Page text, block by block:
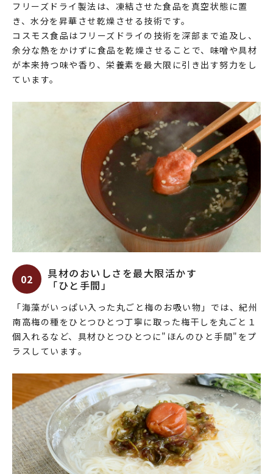
フリーズドライ製法は、凍結させた食品を真空状態に置
き、水分を昇華させ乾燥させる技術です。
コスモス食品はフリーズドライの技術を深部まで追及し、
余分な熱をかけずに食品を乾燥させることで、味噌や具材
が本来持つ味や香り、栄養素を最大限に引き出す努力をし
ています。
02
具材のおいしさを最大限活かす
「ひと手間」
「海藻がいっぱい入った丸ごと梅のお吸い物」では、紀州
南高梅の種をひとつひとつ丁寧に取った梅干しを丸ごと１
個入れるなど、具材ひとつひとつに"ほんのひと手間"をプ
ラスしています。